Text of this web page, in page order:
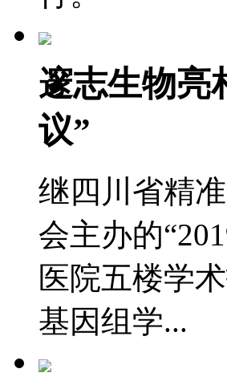
邃志生物亮
议”
继四川省精
会主办的
医院五楼学
基因组学...